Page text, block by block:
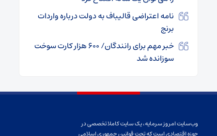
نامه اعتراضی قالیباف به دولت درباره واردات
برنج
خبر مهم برای رانندگان/ ۶۰۰ هزار کارت سوخت
سوزانده شد
وب‌سایت امروز سرمایه، یک سایت کاملا تخصصی در